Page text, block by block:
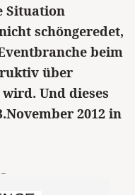
Situation
schöngeredet,
beim
über
Und dieses
2012 in